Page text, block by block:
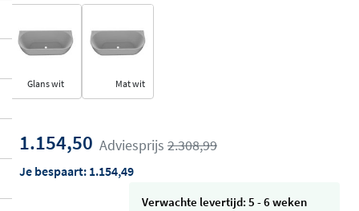
Glans wit Mat wit
1.154,50 Adviesprijs 2.308,99
Je bespaart: 1.154,49
Verwachte levertijd: 5 - 6 weken